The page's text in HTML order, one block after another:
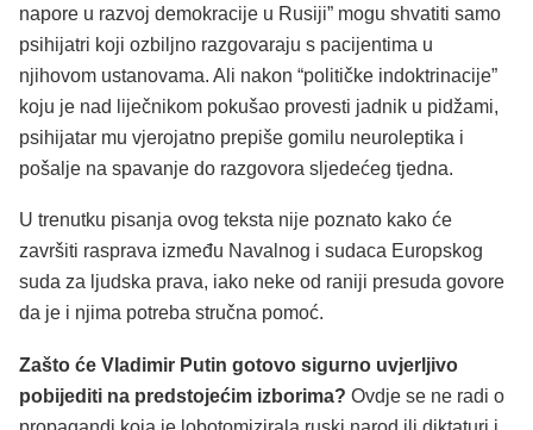
napore u razvoj demokracije u Rusiji” mogu shvatiti samo
psihijatri koji ozbiljno razgovaraju s pacijentima u
njihovom ustanovama. Ali nakon “političke indoktrinacije”
koju je nad liječnikom pokušao provesti jadnik u pidžami,
psihijatar mu vjerojatno prepiše gomilu neuroleptika i
pošalje na spavanje do razgovora sljedećeg tjedna.
U trenutku pisanja ovog teksta nije poznato kako će
završiti rasprava između Navalnog i sudaca Europskog
suda za ljudska prava, iako neke od raniji presuda govore
da je i njima potreba stručna pomoć.
Zašto će Vladimir Putin gotovo sigurno uvjerljivo
pobijediti na predstojećim izborima? Ovdje se ne radi o